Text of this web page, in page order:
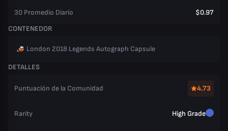
30 Promedio Diario
$0.97
CONTENEDOR
London 2018 Legends Autograph Capsule
DETALLES
Puntuación de la Comunidad 4.73
Rarity High Grade